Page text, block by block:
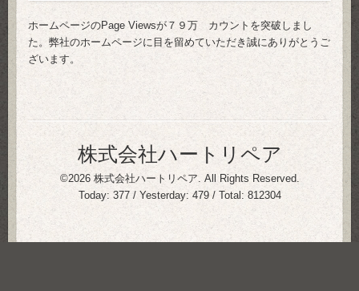
ホームページのPage Viewsが７９万 カウントを突破しまし
た。弊社のホームページに目を留めていただき誠にありがとうご
ざいます。
株式会社ハートリペア
©2026 株式会社ハートリペア. All Rights Reserved.
Today: 377/ Yesterday: 479/ Total: 812304